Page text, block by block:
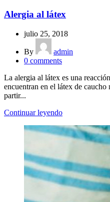
Alergia al látex
julio 25, 2018
By
admin
0 comments
La alergia al látex es una
encuentran en el látex de
partir...
Continuar leyendo